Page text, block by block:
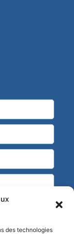
des technologies
enregistrées